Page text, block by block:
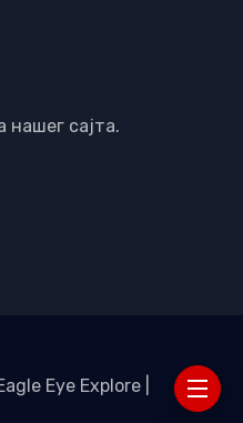
нашег сајта.
Eye Explore |